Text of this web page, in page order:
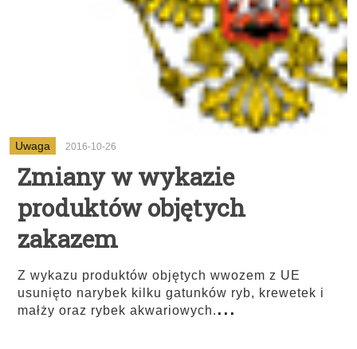
Uwaga 2016-10-26
Zmiany w wykazie
produktów objętych
zakazem
Z wykazu produktów objętych wwozem z UE
usunięto narybek kilku gatunków ryb, krewetek i
małży oraz rybek akwariowych. ...